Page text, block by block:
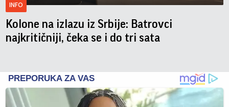
INFO
Kolone na izlazu iz Srbije: Batrovci
najkritičniji, čeka se i do tri sata